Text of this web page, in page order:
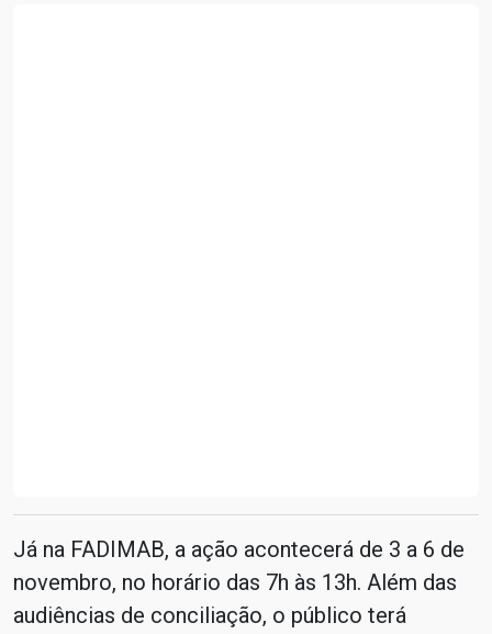
Já na FADIMAB, a ação acontecerá de 3 a 6 de
novembro, no horário das 7h às 13h. Além das
audiências de conciliação, o público terá